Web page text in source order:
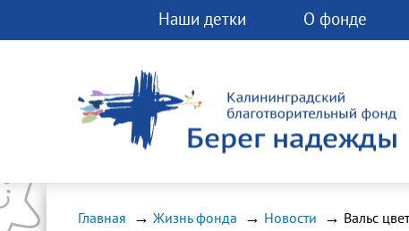
Наши детки О фонде
фонду прямо
Любая помощь
спасти чью-ту
Главная Жизнь фонда Новости Вальс